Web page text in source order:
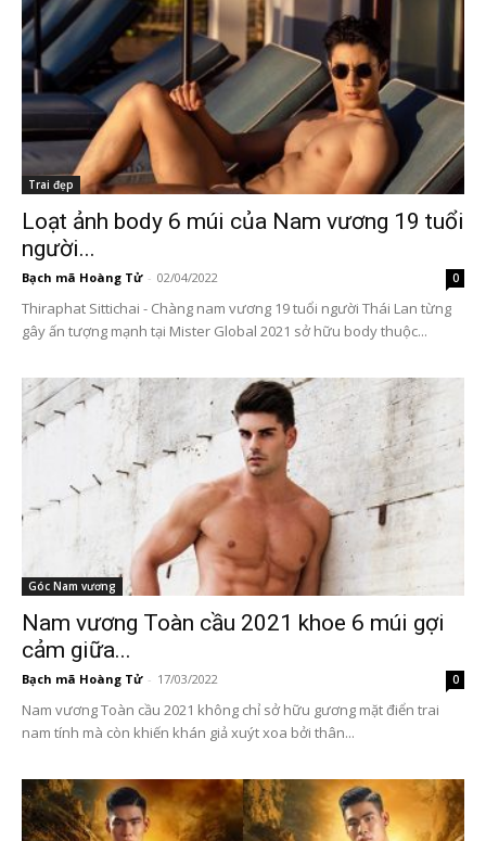
Trai đẹp
Loạt ảnh body 6 múi của Nam vương 19 tuổi
người...
Bạch mã Hoàng Tử - 02/04/2022 0
Thiraphat Sittichai - Chàng nam vương 19 tuổi người Thái Lan từng
gây ấn tượng mạnh tại Mister Global 2021 sở hữu body thuộc...
Góc Nam vương
Nam vương Toàn cầu 2021 khoe 6 múi gợi
cảm giữa...
Bạch mã Hoàng Tử - 17/03/2022 0
Nam vương Toàn cầu 2021 không chỉ sở hữu gương mặt điển trai
nam tính mà còn khiến khán giả xuýt xoa bởi thân...